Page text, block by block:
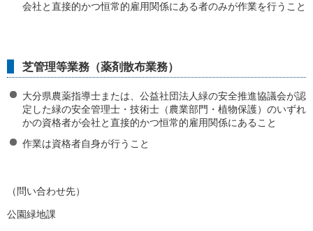
会社と直接的かつ恒常的雇用関係にある者のみが作業を行うこと
芝管理等業務（薬剤散布業務）
大分県農薬指導士または、公益社団法人緑の安全推進協議会が認
定した緑の安全管理士・技術士（農業部門・植物保護）のいずれ
かの資格者が会社と直接的かつ恒常的雇用関係にあること
作業は資格者自身が行うこと
（問い合わせ先）
公園緑地課